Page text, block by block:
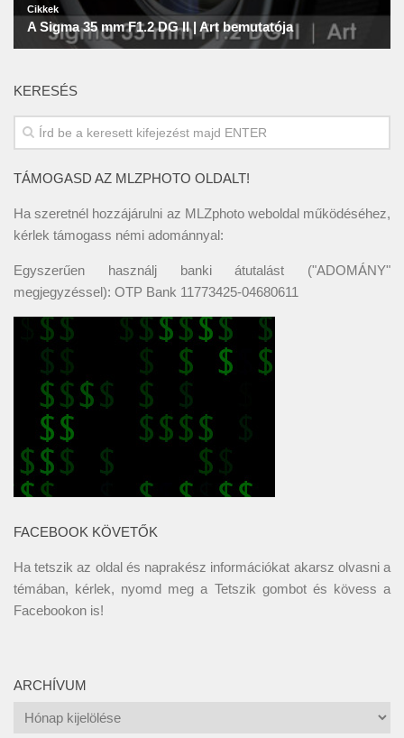
KERESÉS
TÁMOGASD AZ MLZPHOTO OLDALT!
Ha szeretnél hozzájárulni az MLZphoto weboldal működéséhez,
kérlek támogass némi adománnyal:
Egyszerűen használj banki átutalást ("ADOMÁNY"
megjegyzéssel): OTP Bank 11773425-04680611
FACEBOOK KÖVETŐK
Ha tetszik az oldal és naprakész információkat akarsz olvasni a
témában, kérlek, nyomd meg a Tetszik gombot és kövess a
Facebookon is!
ARCHÍVUM
Archívum